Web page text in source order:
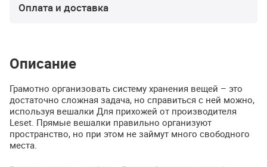
Оплата и доставка
Описание
Грамотно организовать систему хранения вещей – это
достаточно сложная задача, но справиться с ней можно,
используя вешалки Для прихожей от производителя
Leset. Прямые вешалки правильно организуют
пространство, но при этом не займут много свободного
места.